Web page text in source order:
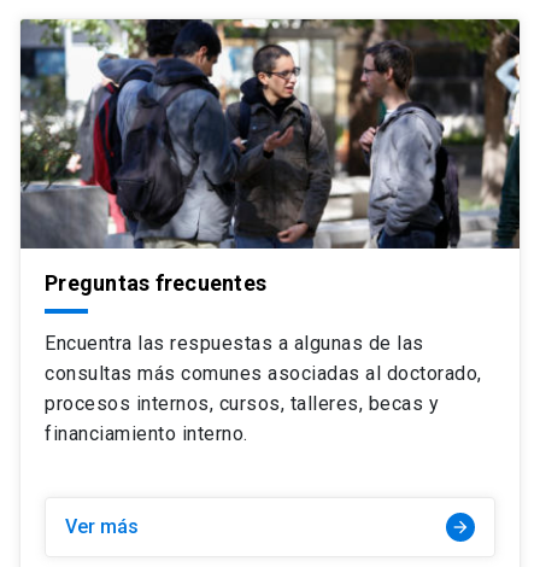
Preguntas frecuentes
Encuentra las respuestas a algunas de las
consultas más comunes asociadas al doctorado,
procesos internos, cursos, talleres, becas y
financiamiento interno.
Ver más arrow_forward